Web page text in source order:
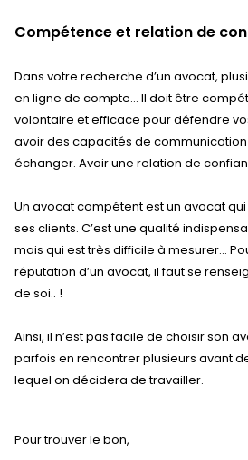
Compétence et relation de
Dans votre recherche d’un avocat,
en ligne de compte… Il doit être
volontaire et efficace pour défendre
avoir des capacités de
échanger. Avoir une relation de
Un avocat compétent est un avocat
ses clients. C’est une qualité
mais qui est très difficile à mesurer…
réputation d’un avocat, il faut se
de soi.. !
Ainsi, il n’est pas facile de choisir son
parfois en rencontrer plusieurs avant
lequel on décidera de travailler.
Pour trouver le bon,